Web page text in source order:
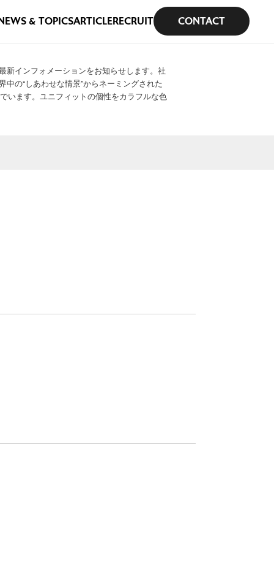
& TOPICSARTICLERECRUIT CONTACT
新インフォメーションをお知らせします。社
中の“しあわせな情景”からネーミングされた
います。ユニフィットの個性をカラフルな色